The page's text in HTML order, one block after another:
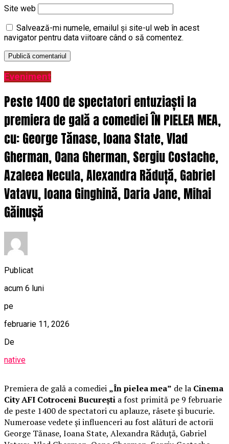
Site web
Salvează-mi numele, emailul și site-ul web în acest
navigator pentru data viitoare când o să comentez.
Eveniment
Peste 1400 de spectatori entuziaști la
premiera de gală a comediei ÎN PIELEA MEA,
cu: George Tănase, Ioana State, Vlad
Gherman, Oana Gherman, Sergiu Costache,
Azaleea Necula, Alexandra Răduță, Gabriel
Vatavu, Ioana Ginghină, Daria Jane, Mihai
Găinușă
Publicat
acum 6 luni
pe
februarie 11, 2026
De
native
Premiera de gală a comediei „În pielea mea” de la Cinema
City AFI Cotroceni București a fost primită pe 9 februarie
de peste 1400 de spectatori cu aplauze, râsete și bucurie.
Numeroase vedete și influenceri au fost alături de actorii
George Tănase, Ioana State, Alexandra Răduță, Gabriel